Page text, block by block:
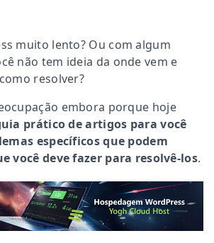
muito lento? Ou com algum
não tem ideia da onde vem e
resolver?
embora porque hoje
prático de artigos para você
específicos que podem
você deve fazer para resolvê-los.